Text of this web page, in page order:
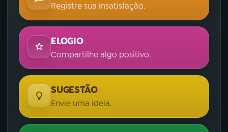
Registre sua insatisfação.
ELOGIO
Compartilhe algo positivo.
SUGESTÃO
Envie uma ideia.